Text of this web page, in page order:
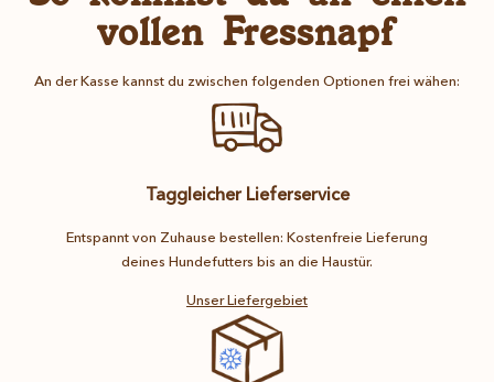
vollen Fressnapf
An der Kasse kannst du zwischen folgenden Optionen frei wähen:
Taggleicher Lieferservice
Entspannt von Zuhause bestellen: Kostenfreie Lieferung
deines Hundefutters bis an die Haustür.
Unser Liefergebiet